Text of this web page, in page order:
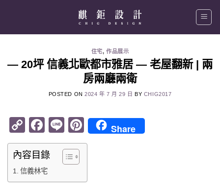
住宅, 作品展示
— 20坪 信義北歐都市雅居 — 老屋翻新 | 兩
房兩廳兩衛
POSTED ON2024 年 7 月 29 日 BY CHIG2017
Copy
Link
Facebook
LinePinterest
Share
內容目錄
信義林宅